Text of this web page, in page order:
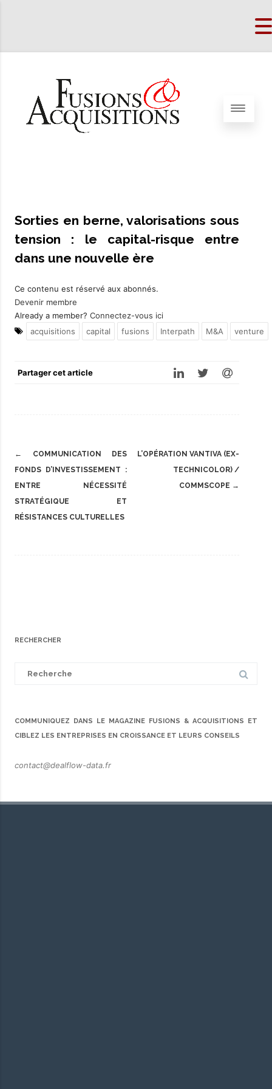
Sorties en berne, valorisations sous
tension : le capital-risque entre
dans une nouvelle ère
Ce contenu est réservé aux abonnés.
Devenir membre
Already a member? Connectez-vous ici
acquisitions
capital fusions Interpath M&A venture
Partager cet article
Post
navigation
←
COMMUNICATION DES
FONDS D’INVESTISSEMENT :
ENTRE NÉCESSITÉ
STRATÉGIQUE ET
RÉSISTANCES CULTURELLES
L’OPÉRATION VANTIVA (EX-
TECHNICOLOR) /
COMMSCOPE →
RECHERCHER
COMMUNIQUEZ DANS LE MAGAZINE FUSIONS & ACQUISITIONS ET
CIBLEZ LES ENTREPRISES EN CROISSANCE ET LEURS CONSEILS
contact@dealflow-data.fr